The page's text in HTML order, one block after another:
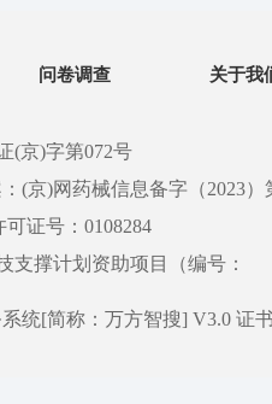
问卷调查 关于我
(京)字第072号
(京)网药械信息备字（2023）
证号：0108284
支撑计划资助项目（编号：
统[简称：万方智搜] V3.0 证